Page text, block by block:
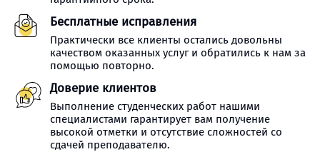
Бесплатные исправления
Практически все клиенты остались довольны
качеством оказанных услуг и обратились к нам за
помощью повторно.
Доверие клиентов
Выполнение студенческих работ нашими
специалистами гарантирует вам получение
высокой отметки и отсутствие сложностей со
сдачей преподавателю.